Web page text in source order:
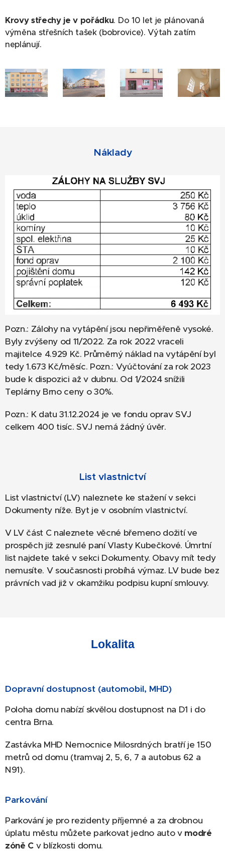
Krovy střechy je v pořádku. Do 10 let je plánovaná
výměna střešních tašek (bobrovice). Výtah zatím
neplánují.
Náklady
Pozn.: Zálohy na vytápění jsou nepřiměřeně vysoké.
Byly zvýšeny od 11/2022. Za rok 2022 vraceli
majitelce 4.929 Kč. Průměrný náklad na vytápění byl
tedy 1.673 Kč/měsíc. Pozn.: Vyúčtování za rok 2023
bude k dispozici až v dubnu. Od 1/2024 snížili
Teplárny Brno ceny o 30%.
Pozn.: K datu 31.12.2024 je ve fondu oprav SVJ
celkem 400 tisíc. SVJ nemá žádný úvěr.
List vlastnictví
List vlastnictví (LV) naleznete ke stažení v sekci
Dokumenty níže. Byt je v osobním vlastnictví.
V LV část C naleznete věcné břemeno dožití ve
prospěch již zesnulé paní Vlasty Kubečkové. Úmrtní
list najdete také v sekci Dokumenty. Obavy mít tedy
nemusíte. V současnosti probíhá výmaz. LV bude bez
právních vad již v okamžiku podpisu kupní smlouvy.
Lokalita
Dopravní dostupnost (automobil, MHD)
Poloha domu nabízí skvělou dostupnost na D1 i do
centra Brna.
Zastávka MHD Nemocnice Milosrdných bratří je 150
metrů od domu (tramvaj 2, 5, 6, 7 a autobus 62 a
N91).
Parkování
Parkování je pro rezidenty příjemné a za drobnou
úplatu městu můžete parkovat jedno auto v modré
zóně C v blízkosti domu.